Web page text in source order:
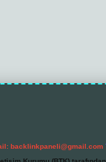
backlinkpaneli@gmail.com